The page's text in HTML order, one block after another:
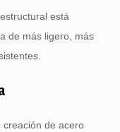
está
de más ligero, más
creación de acero